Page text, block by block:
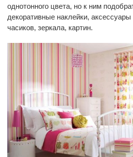
однотонного цвета, но к ним
декоративные наклейки,
часиков, зеркала, картин.